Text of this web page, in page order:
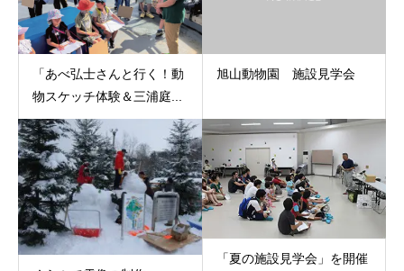
「あべ弘士さんと行く！動
物スケッチ体験＆三浦庭...
旭山動物園 施設見学会
「夏の施設見学会」を開催